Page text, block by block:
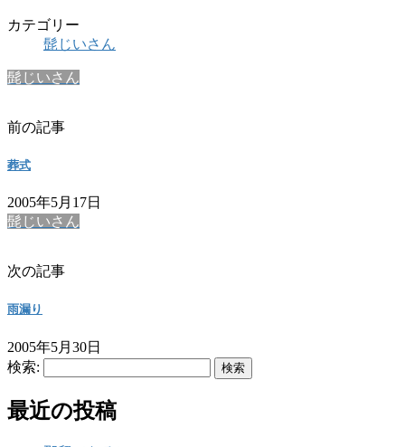
カテゴリー
髭じいさん
髭じいさん
前の記事
葬式
2005年5月17日
髭じいさん
次の記事
雨漏り
2005年5月30日
検索:
最近の投稿